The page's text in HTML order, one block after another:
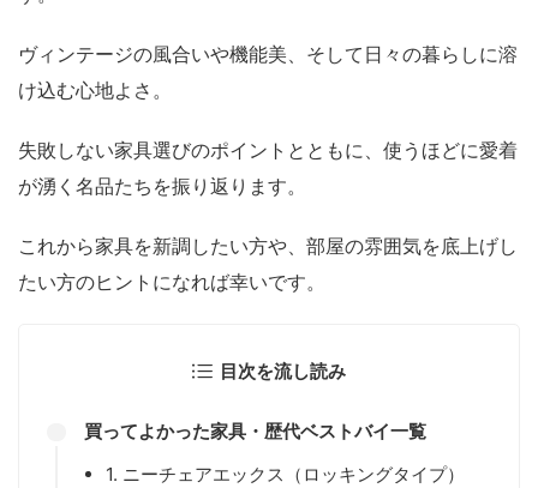
ヴィンテージの風合いや機能美、そして日々の暮らしに溶
け込む心地よさ。
失敗しない家具選びのポイントとともに、使うほどに愛着
が湧く名品たちを振り返ります。
これから家具を新調したい方や、部屋の雰囲気を底上げし
たい方のヒントになれば幸いです。
目次を流し読み
買ってよかった家具・歴代ベストバイ一覧
1. ニーチェアエックス（ロッキングタイプ）